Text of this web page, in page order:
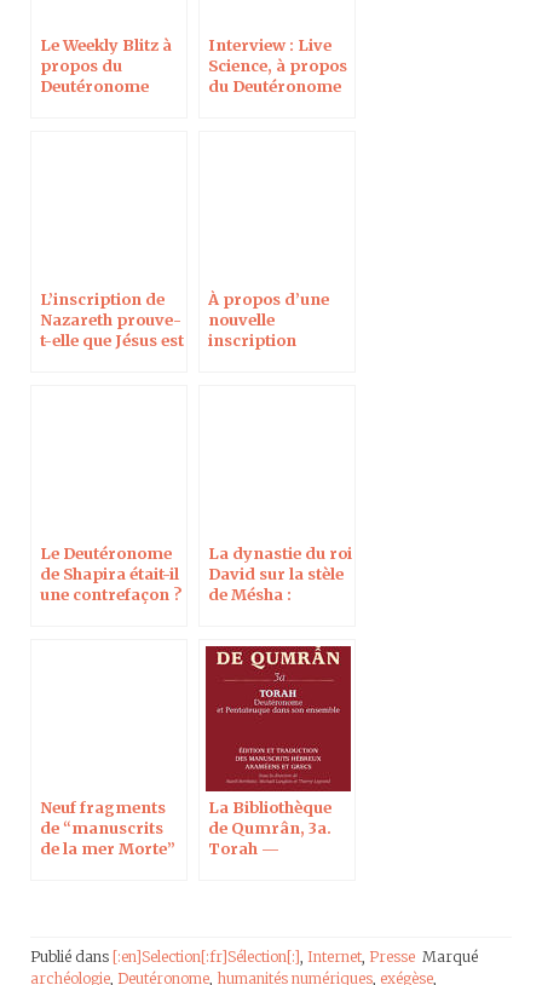
Le Weekly Blitz à
propos du
Deutéronome
Interview : Live
Science, à propos
du Deutéronome
L’inscription de
Nazareth prouve-
t-elle que Jésus est
À propos d’une
nouvelle
inscription
Le Deutéronome
de Shapira était-il
une contrefaçon ?
La dynastie du roi
David sur la stèle
de Mésha :
Neuf fragments
de “manuscrits
de la mer Morte”
La Bibliothèque
de Qumrân, 3a.
Torah —
Publié dans [:en]Selection[:fr]Sélection[:], Internet, Presse Marqué
archéologie, Deutéronome, humanités numériques, exégèse,